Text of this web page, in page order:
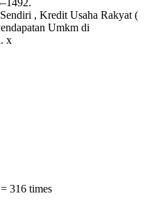
, Kredit Usaha Rakyat (
Umkm di
x
316 times